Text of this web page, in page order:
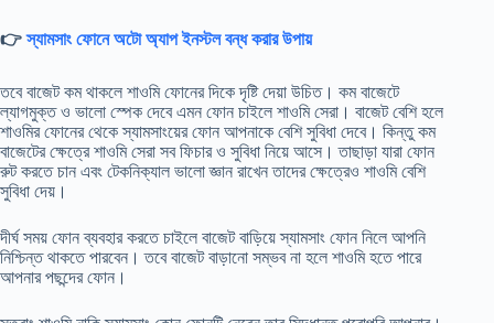
👉স্যামসাং ফোনে অটো অ্যাপ ইনস্টল বন্ধ করার উপায়
তবে বাজেট কম থাকলে শাওমি ফোনের দিকে দৃষ্টি দেয়া উচিত। কম বাজেটে
ল্যাগমুক্ত ও ভালো স্পেক দেবে এমন ফোন চাইলে শাওমি সেরা। বাজেট বেশি হলে
শাওমির ফোনের থেকে স্যামসাংয়ের ফোন আপনাকে বেশি সুবিধা দেবে। কিন্তু কম
বাজেটের ক্ষেত্রে শাওমি সেরা সব ফিচার ও সুবিধা নিয়ে আসে। তাছাড়া যারা ফোন
রুট করতে চান এবং টেকনিক্যাল ভালো জ্ঞান রাখেন তাদের ক্ষেত্রেও শাওমি বেশি
সুবিধা দেয়।
দীর্ঘ সময় ফোন ব্যবহার করতে চাইলে বাজেট বাড়িয়ে স্যামসাং ফোন নিলে আপনি
নিশ্চিন্ত থাকতে পারবেন। তবে বাজেট বাড়ানো সম্ভব না হলে শাওমি হতে পারে
আপনার পছন্দের ফোন।